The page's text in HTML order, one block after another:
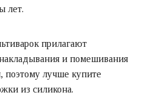
лет.
прилагают
и помешивания
поэтому лучше купите
из силикона.